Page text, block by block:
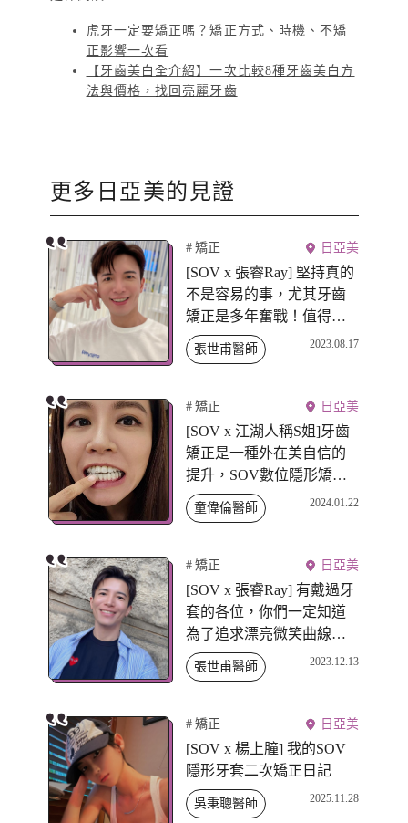
虎牙一定要矯正嗎？矯正方式、時機、不矯
正影響一次看
【牙齒美白全介紹】一次比較8種牙齒美白方
法與價格，找回亮麗牙齒
更多 日亞美的見證
矯正 日亞美
[SOV x 張睿Ray] 堅持真的
不是容易的事，尤其牙齒
矯正是多年奮戰！值得大
稱讚SOV的地方是在療程
中間過程的階段性發展，
牙套非常安心！
張世甫醫師 2023.08.17
矯正 日亞美
[SOV x 江湖人稱S姐]牙齒
矯正是一種外在美自信的
提升，SOV數位隱形矯正
透過數據分析牙齒狀態後
確保階段性改變，實現牙
童偉倫醫師 2024.01.22
矯正 日亞美
[SOV x 張睿Ray] 有戴過牙
套的各位，你們一定知道
為了追求漂亮微笑曲線中
線有多麻煩，經歷牙齒排
列移動、旋轉才能到我想
張世甫醫師 2023.12.13
矯正 日亞美
[SOV x 楊上朣] 我的SOV
隱形牙套二次矯正日記
吳秉聰醫師 2025.11.28